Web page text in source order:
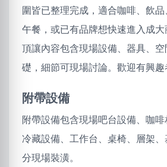
圍皆已整理完成，適合咖啡、飲
午餐，或已有品牌想快速進入成大
頂讓內容包含現場設備、器具、
礎，細節可現場討論。歡迎有興趣
附帶設備
附帶設備包含現場吧台設備、咖啡
冷藏設備、工作台、桌椅、層架
分現場裝潢。